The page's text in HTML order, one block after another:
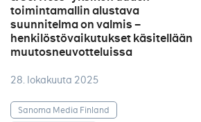
toimintamallin alustava
suunnitelma on valmis –
henkilöstövaikutukset käsitellään
muutosneuvotteluissa
28. lokakuuta 2025
Sanoma Media Finland